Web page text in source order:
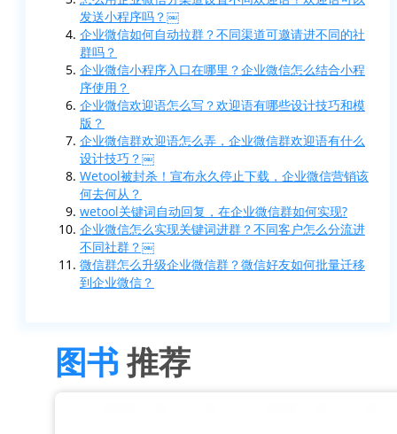
发送小程序吗？￼
企业微信如何自动拉群？不同渠道可邀请进不同的社
群吗？
企业微信小程序入口在哪里？企业微信怎么结合小程
序使用？
企业微信欢迎语怎么写？欢迎语有哪些设计技巧和模
版？
企业微信群欢迎语怎么弄，企业微信群欢迎语有什么
设计技巧？￼
Wetool被封杀！宣布永久停止下载，企业微信营销该
何去何从？
wetool关键词自动回复，在企业微信群如何实现?
企业微信怎么实现关键词进群？不同客户怎么分流进
不同社群？￼
微信群怎么升级企业微信群？微信好友如何批量迁移
到企业微信？
图书推荐